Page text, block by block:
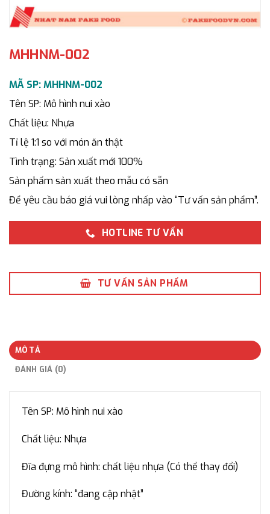
MHHNM-002
MÃ SP: MHHNM-002
Tên SP: Mô hình nui xào
Chất liệu: Nhựa
Tỉ lệ 1:1 so với món ăn thật
Tình trạng: Sản xuất mới 100%
Sản phẩm sản xuất theo mẫu có sẵn
Để yêu cầu báo giá vui lòng nhấp vào “Tư vấn sản phẩm”.
HOTLINE TƯ VẤN
TƯ VẤN SẢN PHẨM
MÔ TẢ
ĐÁNH GIÁ (0)
Tên SP: Mô hình nui xào
Chất liệu: Nhựa
Đĩa đựng mô hình: chất liệu nhựa (Có thể thay đổi)
Đường kính: “đang cập nhật”